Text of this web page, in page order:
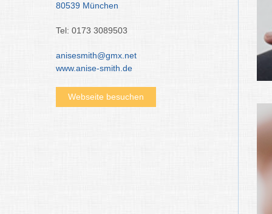
80539 München
Tel: 0173 3089503
anisesmith@gmx.net
www.anise-smith.de
Webseite besuchen